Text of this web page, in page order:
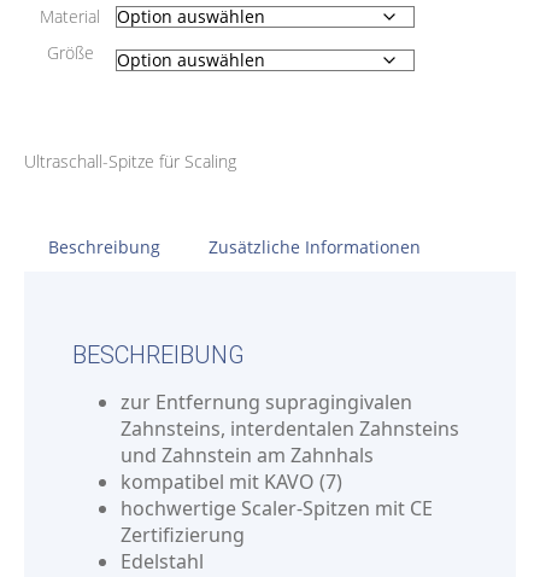
Material
Größe
Ultraschall-Spitze für Scaling
Beschreibung Zusätzliche Informationen
BESCHREIBUNG
zur Entfernung supragingivalen
Zahnsteins, interdentalen Zahnsteins
und Zahnstein am Zahnhals
kompatibel mit KAVO (7)
hochwertige Scaler-Spitzen mit CE
Zertifizierung
Edelstahl